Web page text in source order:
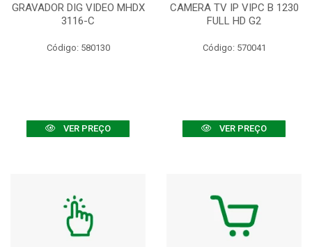
GRAVADOR DIG VIDEO MHDX
3116-C
Código: 580130
VER PREÇO
CAMERA TV IP VIPC B 1230
FULL HD G2
Código: 570041
VER PREÇO